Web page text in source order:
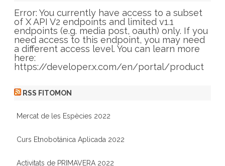
r
i
e
s
Error: You currently have access to a subset
of X API V2 endpoints and limited v1.1
endpoints (e.g. media post, oauth) only. If you
need access to this endpoint, you may need
a different access level. You can learn more
here:
https://developer.x.com/en/portal/product
RSS FITOMON
Mercat de les Espècies 2022
Curs Etnobotánica Aplicada 2022
Activitats de PRIMAVERA 2022